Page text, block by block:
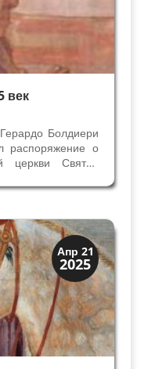
век
Болдиери
распоряжение о
церкви Святой
дней, но оно
Апр 21
2025